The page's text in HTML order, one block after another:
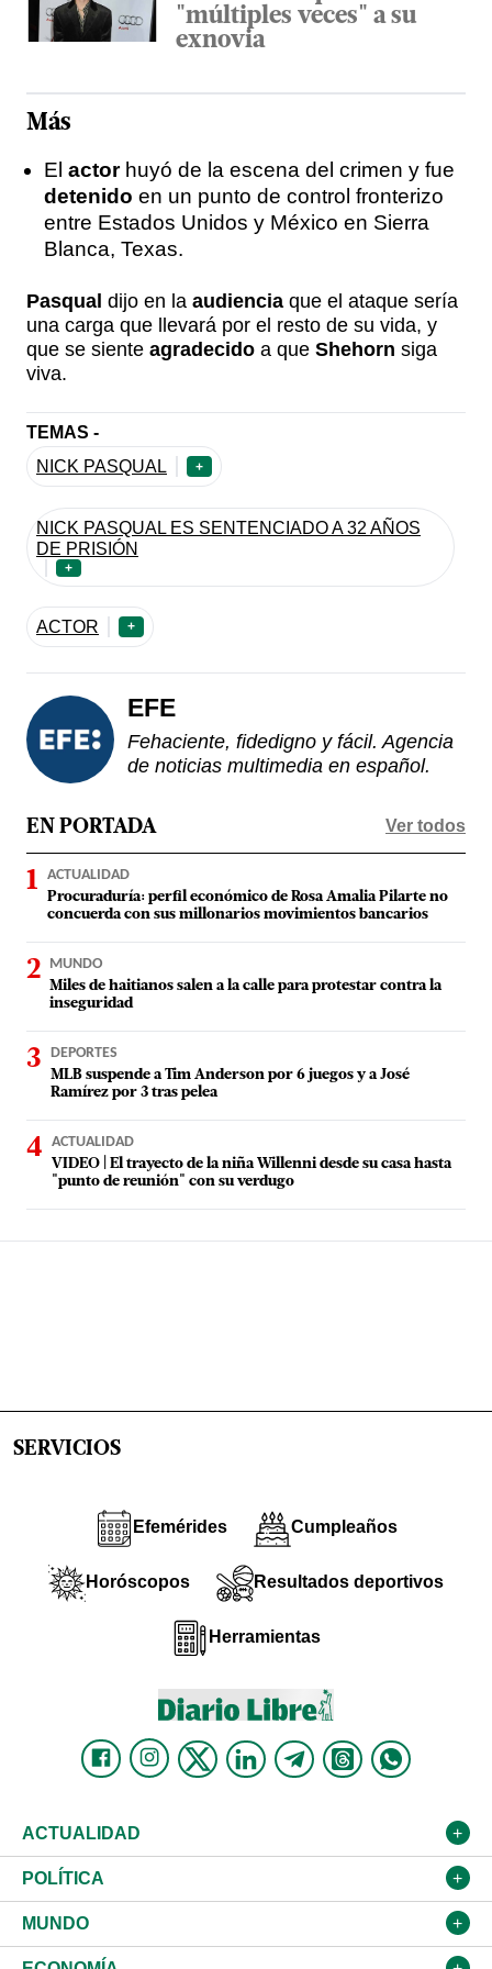
"múltiples veces" a su
exnovia
Más
El actorhuyó de la escena del crimen y fue
detenido en un punto de control fronterizo
entre Estados Unidos y México en Sierra
Blanca, Texas.
Pasqual dijo en la audiencia que el ataque sería
una carga que llevará por el resto de su vida, y
que se siente agradecido a que Shehorn siga
viva.
TEMAS -
NICK PASQUAL
+
NICK PASQUAL ES SENTENCIADO A 32 AÑOS
DE PRISIÓN
+
ACTOR +
EFE
Fehaciente, fidedigno y fácil. Agencia
de noticias multimedia en español.
EN PORTADA Ver todos
ACTUALIDAD
Procuraduría: perfil económico de Rosa Amalia Pilarte no
concuerda con sus millonarios movimientos bancarios
MUNDO
Miles de haitianos salen a la calle para protestar contra la
inseguridad
DEPORTES
MLB suspende a Tim Anderson por 6 juegos y a José
Ramírez por 3 tras pelea
ACTUALIDAD
VIDEO | El trayecto de la niña Willenni desde su casa hasta
"punto de reunión" con su verdugo
SERVICIOS
Efemérides Cumpleaños
Horóscopos Resultados deportivos
Herramientas
ACTUALIDAD
Nacional
Ciudad
POLÍTICA
Partidos
MUNDO